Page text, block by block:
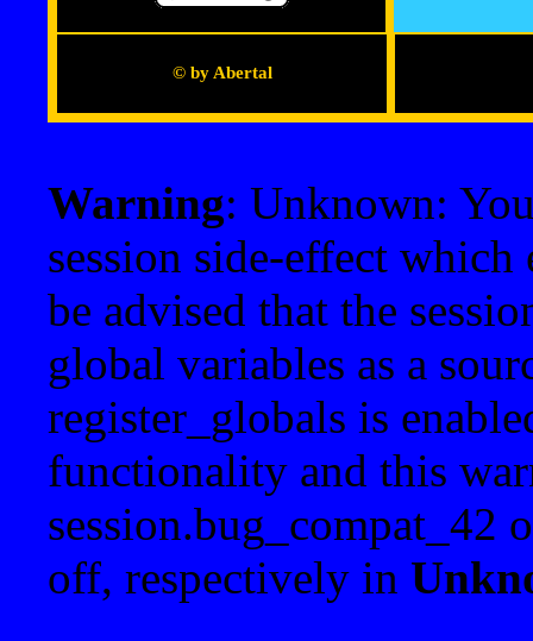
© by Abertal
Warning: Unknown:
session side-effect
be advised that the
global variables as a
register_globals is
functionality and this
session.bug_compat_42
off, respectively in